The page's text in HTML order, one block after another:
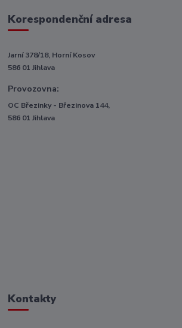
Korespondenční adresa
Jarní 378/18, Horní Kosov
586 01 Jihlava
Provozovna:
OC Březinky - Březinova 144,
586 01 Jihlava
Kontakty